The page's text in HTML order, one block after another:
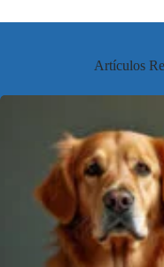
Artículos